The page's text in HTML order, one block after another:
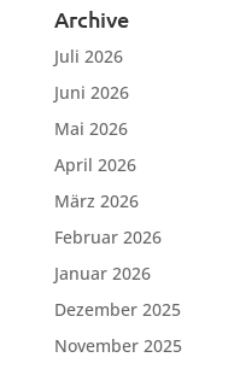
Archive
Juli 2026
Juni 2026
Mai 2026
April 2026
März 2026
Februar 2026
Januar 2026
Dezember 2025
November 2025